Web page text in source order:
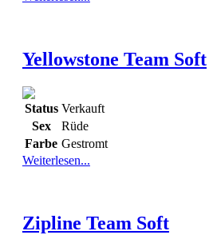
Yellowstone Team Soft
Status Verkauft
Sex
Rüde
Farbe Gestromt
Weiterlesen...
Zipline Team Soft